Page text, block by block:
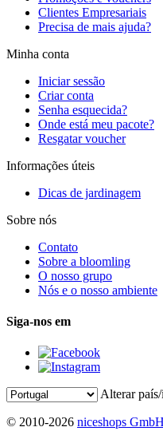
Clientes Empresariais
Precisa de mais ajuda?
Minha conta
Iniciar sessão
Criar conta
Senha esquecida?
Onde está meu pacote?
Resgatar voucher
Informações úteis
Dicas de jardinagem
Sobre nós
Contato
Sobre a bloomling
O nosso grupo
Nós e o nosso ambiente
Siga-nos em
Alterar
© 2010-2026 niceshops GmbH